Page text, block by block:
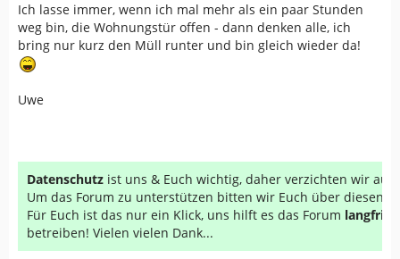
Ich lasse immer, wenn ich mal mehr als ein paar Stunden
weg bin, die Wohnungstür offen - dann denken alle, ich
bring nur kurz den Müll runter und bin gleich wieder da!
Uwe
Datenschutz ist uns & Euch wichtig, daher verzichten wir auf
Um das Forum zu unterstützen bitten wir Euch über diesen
Für Euch ist das nur ein Klick, uns hilft es das Forum
betreiben! Vielen vielen Dank...